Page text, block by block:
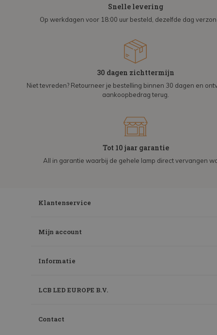
Snelle levering
Op werkdagen voor 18:00 uur besteld, dezelfde dag
30 dagen zichttermijn
Niet tevreden? Retourneer je bestelling binnen 30 dagen en
aankoopbedrag terug.
Tot 10 jaar garantie
All in garantie waarbij de gehele lamp direct vervangen
Klantenservice
Mijn account
Informatie
LCB LED EUROPE B.V.
Contact